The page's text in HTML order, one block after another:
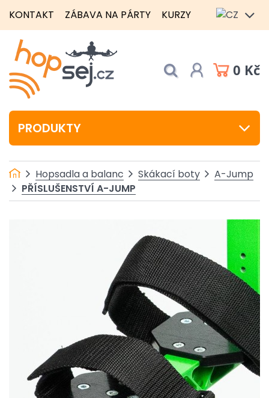
KONTAKT ZÁBAVA NA PÁRTY KURZY
0 Kč
PRODUKTY
Hopsadla a balanc Skákací boty
A-Jump
PŘÍSLUŠENSTVÍ A-JUMP